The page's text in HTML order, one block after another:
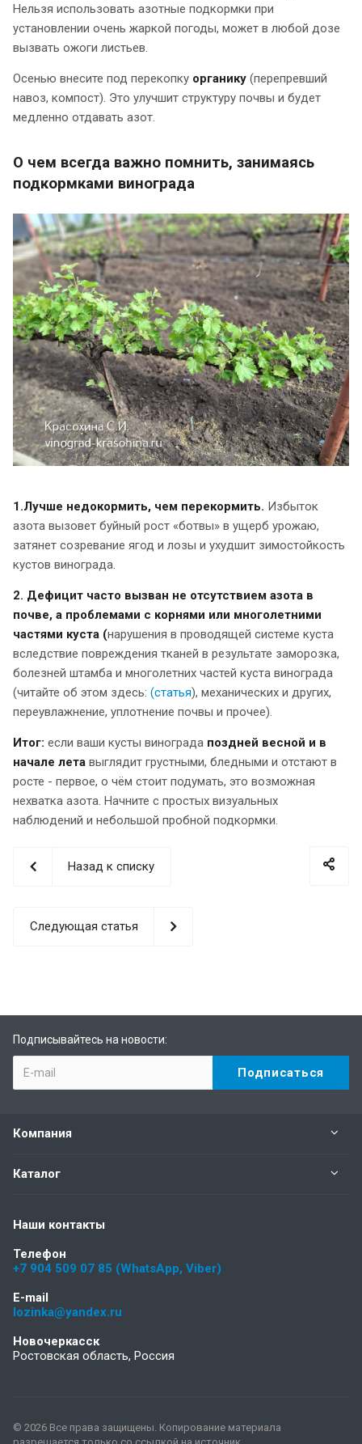
Нельзя использовать азотные подкормки при
установлении очень жаркой погоды, может в любой дозе
вызвать ожоги листьев.
Осенью внесите под перекопку органику (перепревший
навоз, компост). Это улучшит структуру почвы и будет
медленно отдавать азот.
О чем всегда важно помнить, занимаясь
подкормками винограда
1.Лучше недокормить, чем перекормить. Избыток
азота вызовет буйный рост «ботвы» в ущерб урожаю,
затянет созревание ягод и лозы и ухудшит зимостойкость
кустов винограда.
2. Дефицит часто вызван не отсутствием азота в
почве, а проблемами с корнями или многолетними
частями куста (нарушения в проводящей системе куста
вследствие повреждения тканей в результате заморозка,
болезней штамба и многолетних частей куста винограда
(читайте об этом здесь: (статья), механических и других,
переувлажнение, уплотнение почвы и прочее).
Итог: если ваши кусты винограда поздней весной и в
начале лета выглядит грустными, бледными и отстают в
росте - первое, о чём стоит подумать, это возможная
нехватка азота. Начните с простых визуальных
наблюдений и небольшой пробной подкормки.
Назад к списку
Следующая статья
Подписывайтесь на новости:
Компания
Каталог
Наши контакты
Телефон
+7 904 509 07 85 (WhatsApp, Viber)
E-mail
lozinka@yandex.ru
Новочеркасск
Ростовская область, Россия
© 2026 Все права защищены. Копирование материала